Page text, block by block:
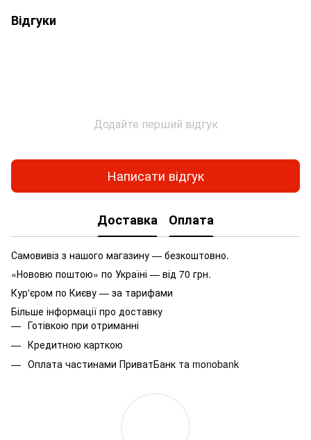
Відгуки
Додайте перший відгук
Написати відгук
Доставка Оплата
Самовивіз з нашого магазину — безкоштовно.
«Нововю поштою» по Україні — від 70 грн.
Кур'єром по Києву — за тарифами
Більше інформації про доставку
Готівкою при отриманні
Кредитною карткою
Оплата частинами ПриватБанк та monobank